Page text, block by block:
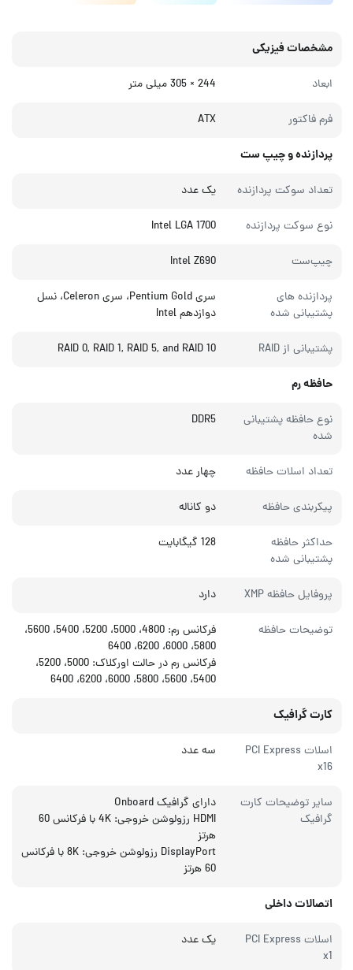
مشخصات فیزیکی
ابعاد 244 × 305 میلی‌ متر
فرم فاکتور ATX
پردازنده و چیپ ست
تعداد سوکت پردازنده یک عدد
نوع سوکت پردازنده Intel LGA 1700
چیپ‌ست Intel Z690
پردازنده های
پشتیبانی شده
سری Pentium Gold، سری Celeron، نسل
دوازدهم Intel
پشتیبانی از RAID RAID 0, RAID 1, RAID 5, and RAID 10
حافظه رم
نوع حافظه پشتیبانی
شده
DDR5
تعداد اسلات حافظه چهار عدد
پیکربندی حافظه دو کاناله
حداکثر حافظه
پشتیبانی شده
128 گیگابایت
پروفایل حافظه XMP دارد
توضیحات حافظه
فرکانس رم: 4800، 5000، 5200، 5400، 5600،
5800، 6000، 6200، 6400
فرکانس رم در حالت اورکلاک: 5000، 5200،
5400، 5600، 5800، 6000، 6200، 6400
کارت گرافیک
اسلات PCI Express
x16
سه عدد
سایر توضیحات کارت
گرافیک
دارای گرافیک Onboard
HDMI رزولوشن خروجی: 4K با فرکانس 60
هرتز
DisplayPort رزولوشن خروجی: 8K با فرکانس
60 هرتز
اتصالات داخلی
اسلات PCI Express
x1
یک عدد